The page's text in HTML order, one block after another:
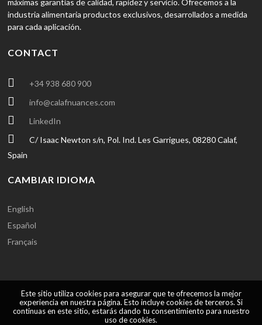
máximas garantías de calidad, rapidez y servicio. Ofrecemos a la
industria alimentaria productos exclusivos, desarrollados a medida
para cada aplicación.
CONTACT
+34 938 680 900
info@calafnuances.com
LinkedIn
C/ Isaac Newton s/n, Pol. Ind. Les Garrigues, 08280 Calaf,
Spain
CAMBIAR IDIOMA
English
Español
Français
Este sitio utiliza cookies para asegurar que te ofrecemos la mejor
experiencia en nuestra página. Esto incluye cookies de terceros. Si
continuas en este sitio, estarás dando tu consentimiento para nuestro
uso de cookies.